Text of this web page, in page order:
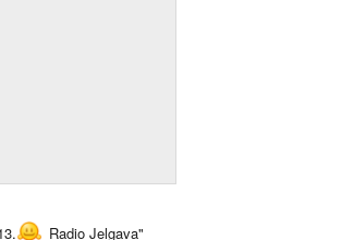
Radio Jelgava"